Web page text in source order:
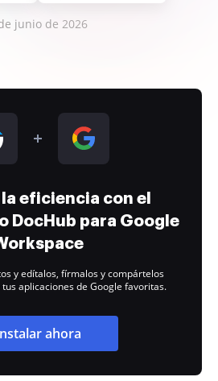
junio de 2026
eficiencia con el
DocHub para Google
y edítalos, fírmalos y compártelos
aplicaciones de Google favoritas.
ahora